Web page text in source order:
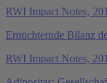
RWI Impact Notes,
Ernüchternde Bilanz
RWI Impact Notes,